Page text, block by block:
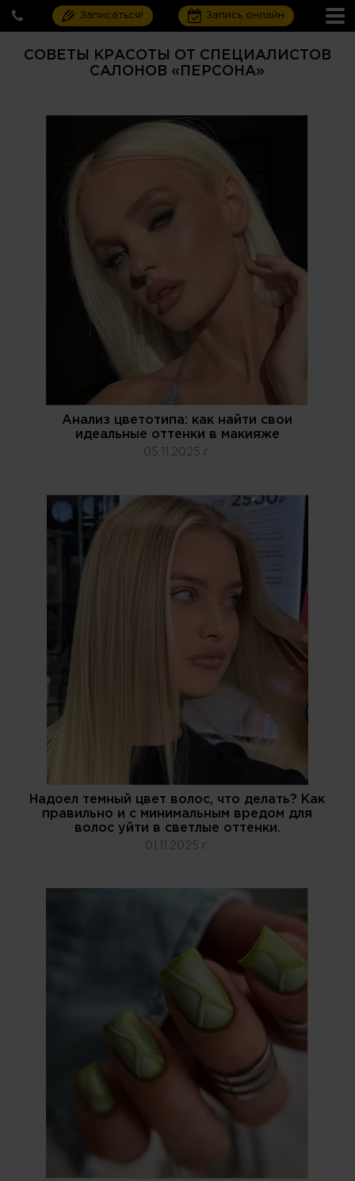
Записаться! Запись онлайн
СОВЕТЫ КРАСОТЫ ОТ СПЕЦИАЛИСТОВ
САЛОНОВ «ПЕРСОНА»
Анализ цветотипа: как найти свои
идеальные оттенки в макияже
05.11.2025 г.
Надоел темный цвет волос, что делать? Как
правильно и с минимальным вредом для
волос уйти в светлые оттенки.
01.11.2025 г.